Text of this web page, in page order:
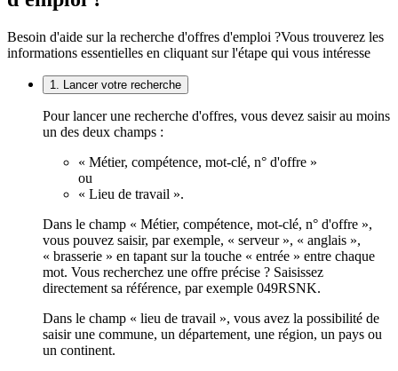
Besoin d'aide sur la recherche d'offres d'emploi ?Vous trouverez les
informations essentielles en cliquant sur l'étape qui vous intéresse
1. Lancer votre recherche
Pour lancer une recherche d'offres, vous devez saisir au moins
un des deux champs :
« Métier, compétence, mot-clé, n° d'offre »
ou
« Lieu de travail ».
Dans le champ « Métier, compétence, mot-clé, n° d'offre »,
vous pouvez saisir, par exemple, « serveur », « anglais »,
« brasserie » en tapant sur la touche « entrée » entre chaque
mot. Vous recherchez une offre précise ? Saisissez
directement sa référence, par exemple 049RSNK.
Dans le champ « lieu de travail », vous avez la possibilité de
saisir une commune, un département, une région, un pays ou
un continent.